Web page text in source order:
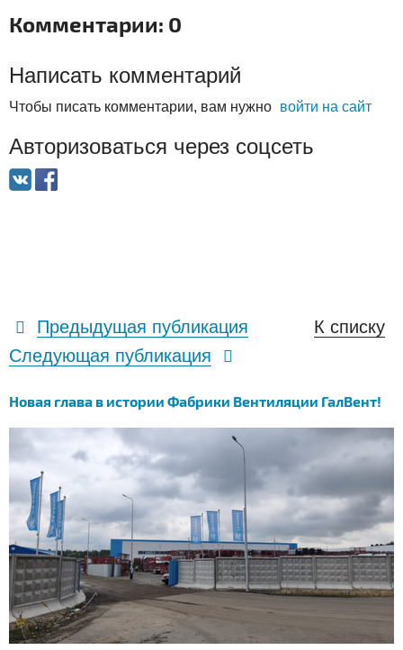
Комментарии: 0
Написать комментарий
Чтобы писать комментарии, вам нужно войти на сайт
Авторизоваться через соцсеть
Предыдущая публикация
К списку
Следующая публикация
Новая глава в истории Фабрики Вентиляции ГалВент!